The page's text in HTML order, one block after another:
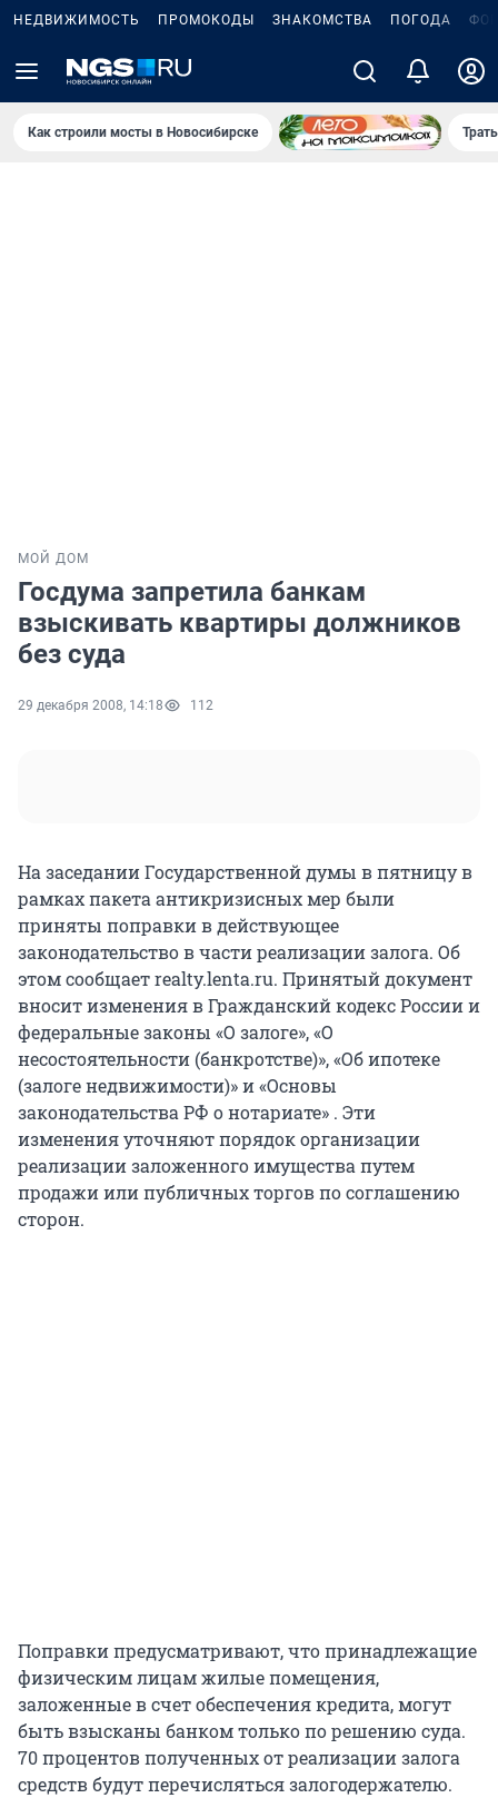
НЕДВИЖИМОСТЬ ПРОМОКОДЫ ЗНАКОМСТВА ПОГОДА
Как строили мосты в Новосибирске
МОЙ ДОМ
Госдума запретила банкам
взыскивать квартиры должников
без суда
29 декабря 2008, 14:18 112
На заседании Государственной думы в пятницу в
рамках пакета антикризисных мер были
приняты поправки в действующее
законодательство в части реализации залога. Об
этом сообщает realty.lenta.ru. Принятый документ
вносит изменения в Гражданский кодекс России и
федеральные законы «О залоге», «О
несостоятельности (банкротстве)», «Об ипотеке
(залоге недвижимости)» и «Основы
законодательства РФ о нотариате» . Эти
изменения уточняют порядок организации
реализации заложенного имущества путем
продажи или публичных торгов по соглашению
сторон.
Поправки предусматривают, что принадлежащие
физическим лицам жилые помещения,
заложенные в счет обеспечения кредита, могут
быть взысканы банком только по решению суда.
70 процентов полученных от реализации залога
средств будут перечисляться залогодержателю.